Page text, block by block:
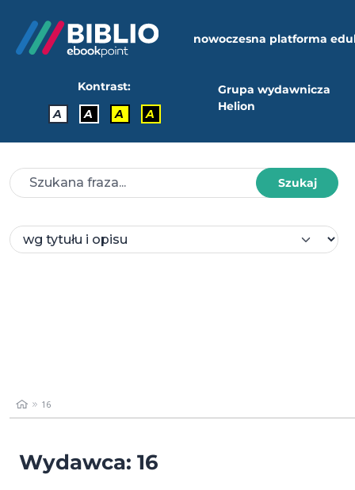
nowoczesna platforma
Kontrast:
A
A A A
Grupa wydawnicza
Helion
Szukaj
16
Wydawca: 16